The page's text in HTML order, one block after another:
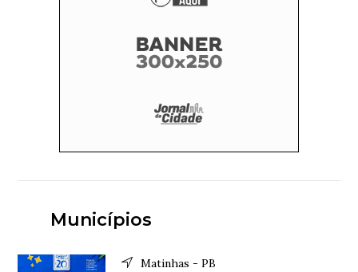
Municípios
Matinhas - PB